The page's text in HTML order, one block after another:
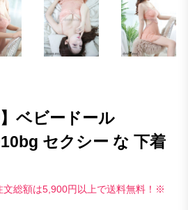
ベビードール
セクシー な 下着
総額は5,900円以上で送料無料！※